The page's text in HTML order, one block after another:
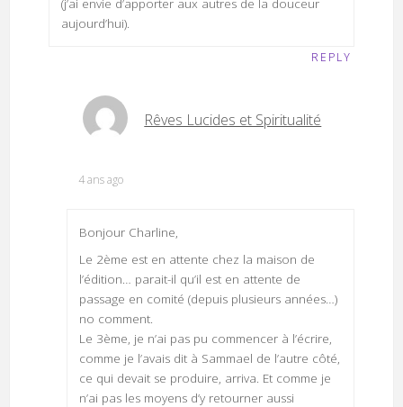
(j’ai envie d’apporter aux autres de la douceur
aujourd’hui).
REPLY
Rêves Lucides et Spiritualité
4 ans ago
Bonjour Charline,
Le 2ème est en attente chez la maison de
l’édition… parait-il qu’il est en attente de
passage en comité (depuis plusieurs années…)
no comment.
Le 3ème, je n’ai pas pu commencer à l’écrire,
comme je l’avais dit à Sammael de l’autre côté,
ce qui devait se produire, arriva. Et comme je
n’ai pas les moyens d’y retourner aussi